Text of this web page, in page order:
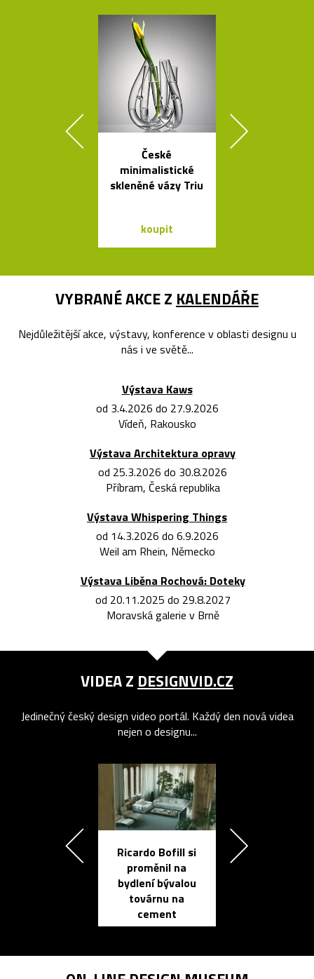
České
minimalistické
skleněné vázy Triu
koupit
VYBRANÉ AKCE Z KALENDÁŘE
Nejdůležitější akce, výstavy, konference v oblasti designu u
nás i ve světě...
Výstava Kaws
od 3.4.2026 do 27.9.2026
Vídeň, Rakousko
Výstava Architektura opravy
od 25.3.2026 do 30.8.2026
Příbram, Česká republika
Výstava Whispering Things
od 14.3.2026 do 6.9.2026
Weil am Rhein, Německo
Výstava Liběna Rochová: Doteky
od 20.11.2025 do 29.8.2027
Moravská galerie v Brně
VIDEA Z DESIGNVID.CZ
Jedinečný český design video portál. Každý den nová videa
nejen o designu...
Ricardo Bofill si
proměnil na
bydlení bývalou
továrnu na
cement